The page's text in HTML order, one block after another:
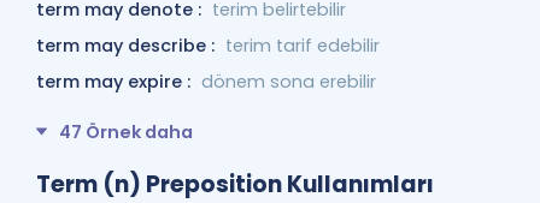
term may denote : terim belirtebilir
term may describe : terim tarif edebilir
term may expire : dönem sona erebilir
47 Örnek daha
Term (n) Preposition Kullanımları